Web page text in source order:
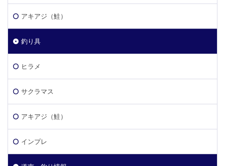
アキアジ（鮭）
釣り具
ヒラメ
サクラマス
アキアジ（鮭）
インプレ